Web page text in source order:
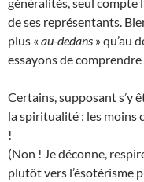
de ses représentants.
plus « au-dedans » qu’au
essayons de
Certains, supposant s’y
la spiritualité : les moins
!
(Non ! Je déconne,
plutôt vers l’ésotérisme